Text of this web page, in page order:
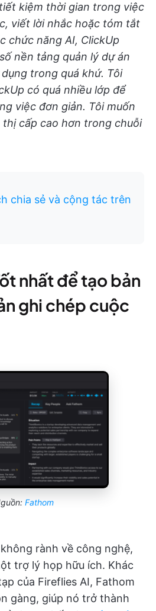
kiệm thời gian trong việc
viết lời nhắc hoặc tóm tắt
chức năng AI, ClickUp
nền tảng quản lý dự án
trong quá khứ. Tôi
có quá nhiều lớp để
việc đơn giản. Tôi muốn
cấp cao hơn trong chuỗi
chia sẻ và cộng tác trên
nhất để tạo bản
ghi chép cuộc
Fathom
rành về công nghệ,
trợ lý họp hữu ích. Khác
của Fireflies AI, Fathom
gàng, giúp nó trở thành